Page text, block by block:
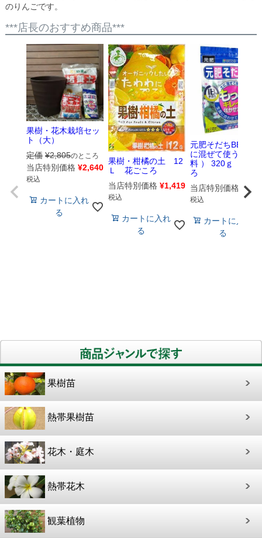
のりんごです。
***店長のおすすめ商品***
果樹・花木栽培セッ
ト（大）
定価 ¥2,805のところ
当店特別価格 ¥2,640
税込
カートに入れ
る
果樹・柑橘の土 12
Ｌ 花ごころ
当店特別価格 ¥1,419
税込
カートに入れ
る
元肥そだちBB （
に混ぜて使う基本
料 ） 320ｇ 花ご
ろ
当店特別価格
¥583
税込
カートに入れ
る
果樹苗
熱帯果樹苗
花木・庭木
熱帯花木
観葉植物